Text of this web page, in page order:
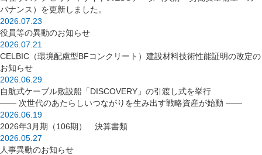
バナンス）を更新しました。
2026.07.23
役員等の異動のお知らせ
2026.07.21
CELBIC（環境配慮型BFコンクリート）建設材料技術性能証明の改定の
お知らせ
2026.06.29
自航式ケーブル敷設船「DISCOVERY」の引渡し式を挙行
―― 次世代のあたらしいつながりを生み出す戦略資産が始動 ――
2026.06.19
2026年3月期（106期） 決算書類
2026.05.27
人事異動のお知らせ